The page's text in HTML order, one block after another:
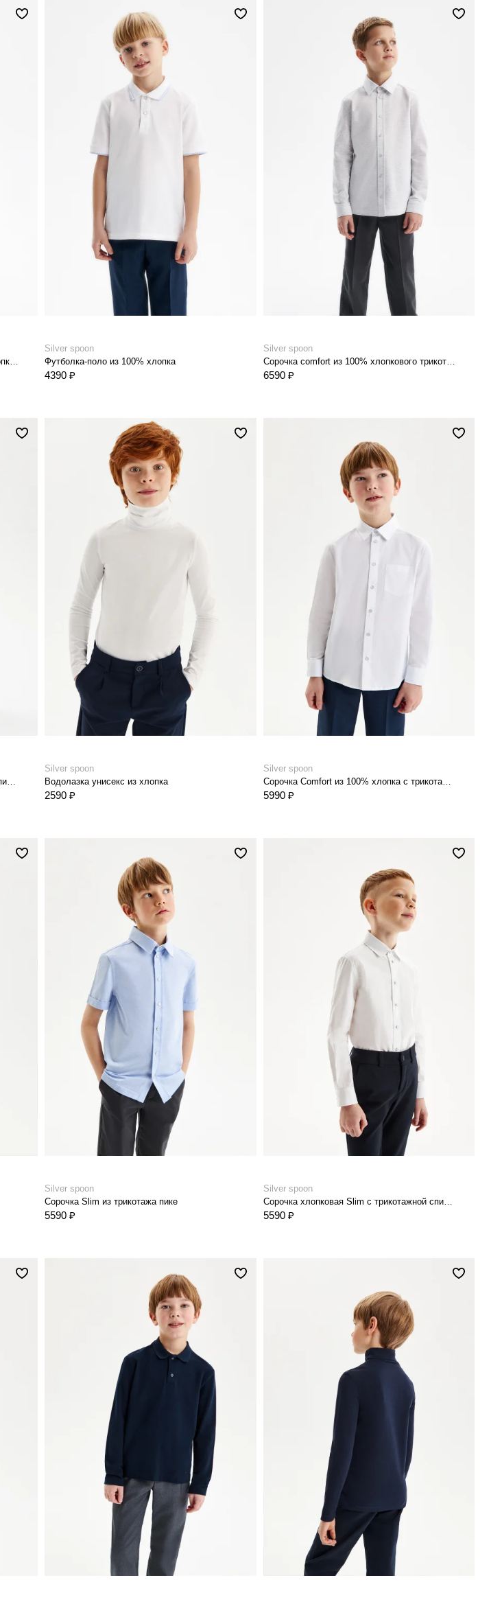
Сорочка comfort из трикотажа пике на кнопках
Silver spoon
Футболка-поло из 100% хлопка
4390 ₽
Silver spoon
Сорочка comfort из 100% хлопкового трикотажа
6590 ₽
Сорочка хлопковая Slim с трикотажной спинкой на кнопках
Silver spoon
Водолазка унисекс из хлопка
2590 ₽
Silver spoon
Сорочка Comfort из 100% хлопка с трикотажной спинкой на кнопках
5990 ₽
Silver spoon
Сорочка Slim из трикотажа пике
5590 ₽
Silver spoon
Сорочка хлопковая Slim с трикотажной спинкой на кнопках
5590 ₽